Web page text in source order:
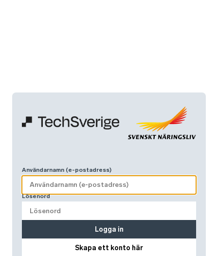
Användarnamn (e-postadress)
Lösenord
Skapa ett konto här
Logga in